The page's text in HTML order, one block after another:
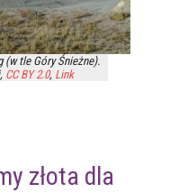
(w tle Góry Śnieżne).
CC BY 2.0, Link
złota dla